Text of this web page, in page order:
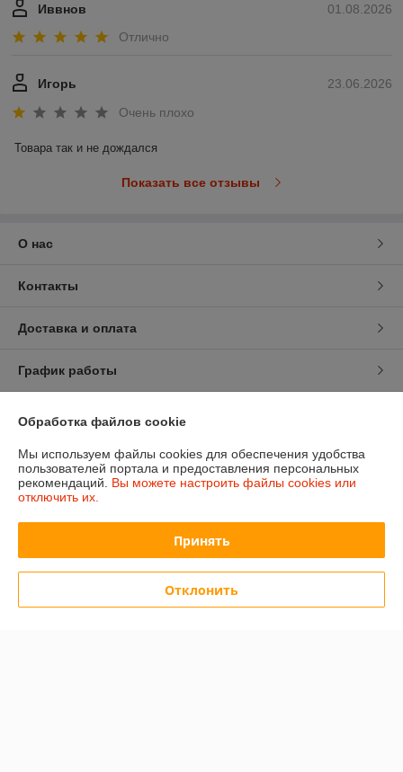
01.08.2026
Иввнов
Отлично
23.06.2026
Игорь
Очень плохо
Товара так и не дождался
Показать все отзывы
О нас
Контакты
Доставка и оплата
График работы
Политика обработки cookies
Сайт создан на платформе Deal.by
Обработка файлов cookie
Мы используем файлы cookies для обеспечения удобства
пользователей портала и предоставления персональных
рекомендаций. Вы можете настроить файлы cookies или
отключить их.
Принять
Отклонить